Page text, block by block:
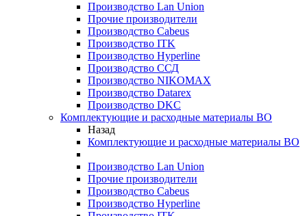
Производство Lan Union
Прочие производители
Производство Cabeus
Производство ITK
Производство Hyperline
Производство ССД
Производство NIKOMAX
Производство Datarex
Производство DKC
Комплектующие и расходные материалы ВО
Назад
Комплектующие и расходные материалы ВО
Производство Lan Union
Прочие производители
Производство Cabeus
Производство Hyperline